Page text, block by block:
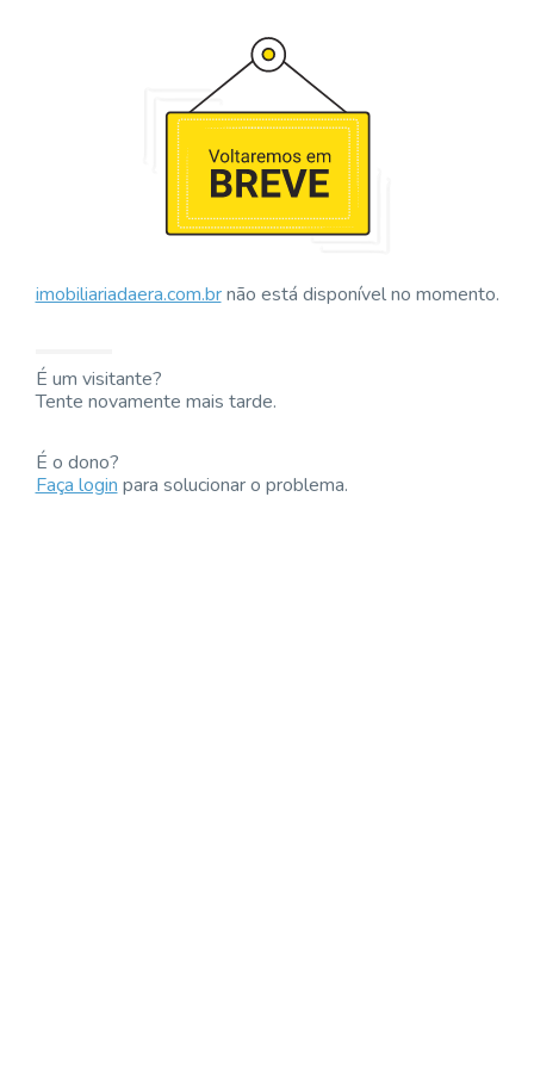
imobiliariadaera.com.brnão está disponível no momento.
É um visitante?
Tente novamente mais tarde.
É o dono?
Faça loginpara solucionar o problema.